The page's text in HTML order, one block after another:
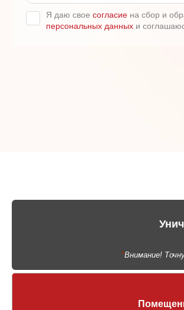
Я даю свое согласие на сбор и
персональных данных и
*Внимание!